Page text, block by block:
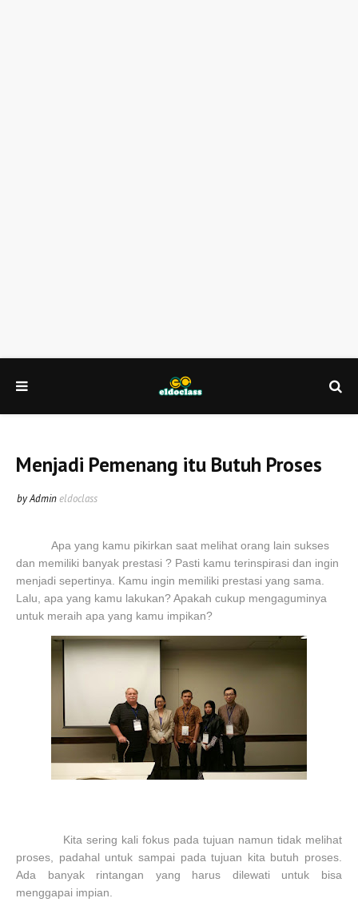
Menjadi Pemenang itu Butuh Proses
by Admineldoclass
Apa yang kamu pikirkan saat melihat orang lain sukses
dan memiliki banyak prestasi ? Pasti kamu terinspirasi dan ingin
menjadi sepertinya. Kamu ingin memiliki prestasi yang sama.
Lalu, apa yang kamu lakukan? Apakah cukup mengaguminya
untuk meraih apa yang kamu impikan?
Kita sering kali fokus pada tujuan namun tidak melihat
proses, padahal untuk sampai pada tujuan kita butuh proses.
Ada banyak rintangan yang harus dilewati untuk bisa
menggapai impian.